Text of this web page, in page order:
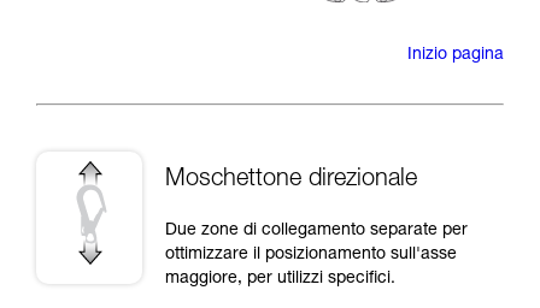
Inizio pagina
Moschettone direzionale
Due zone di collegamento separate per
ottimizzare il posizionamento sull'asse
maggiore, per utilizzi specifici.